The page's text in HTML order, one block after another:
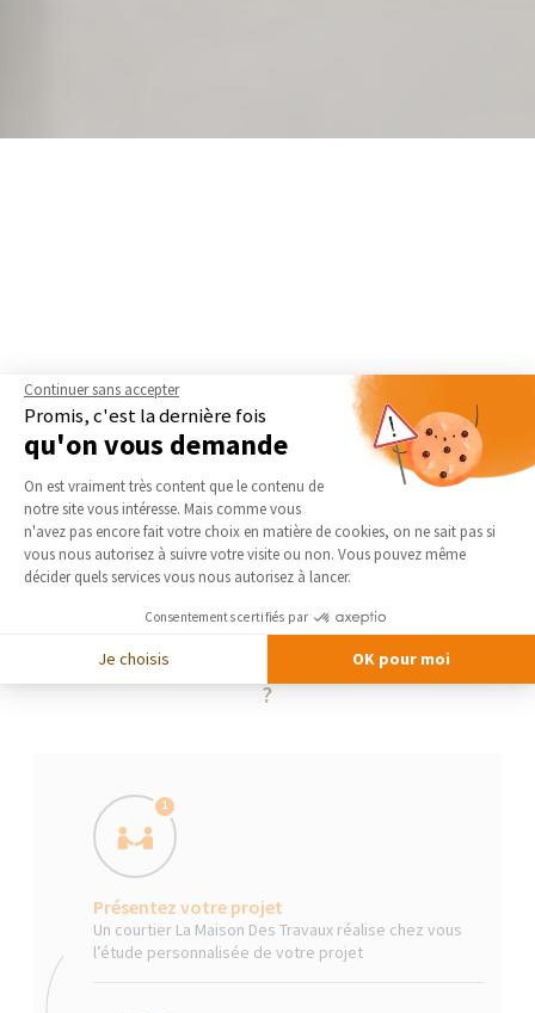
La Maison Des Travaux, comment ça marche
?
1
Présentez votre projet
Un courtier La Maison Des Travaux réalise chez vous
l’étude personnalisée de votre projet
Continuer sans accepter
Promis, c'est la dernière fois
qu'on vous demande
Plateforme de Gestion du
On est vraiment très content que le contenu de
notre site vous intéresse. Mais comme vous
n'avez pas encore fait votre choix en matière de cookies, on ne sait pas si
vous nous autorisez à suivre votre visite ou non. Vous pouvez même
décider quels services vous nous autorisez à lancer.
Consentements certifiés par
Je choisis OK pour moi
Axeptio consent